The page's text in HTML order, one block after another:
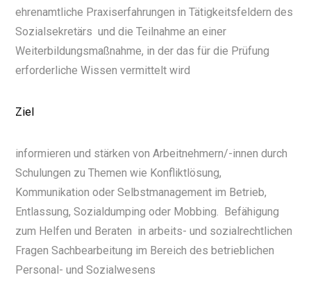
ehrenamtliche Praxiserfahrungen in Tätigkeitsfeldern des
Sozialsekretärs und die Teilnahme an einer
Weiterbildungsmaßnahme, in der das für die Prüfung
erforderliche Wissen vermittelt wird
Ziel
informieren und stärken von Arbeitnehmern/-innen durch
Schulungen zu Themen wie Konfliktlösung,
Kommunikation oder Selbstmanagement im Betrieb,
Entlassung, Sozialdumping oder Mobbing. Befähigung
zum Helfen und Beraten in arbeits- und sozialrechtlichen
Fragen Sachbearbeitung im Bereich des betrieblichen
Personal- und Sozialwesens